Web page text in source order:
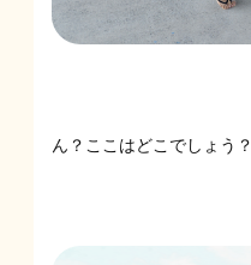
ん？ここはどこでしょう？